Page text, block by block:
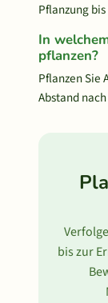
Pflanzung
In
pflanzen?
Pflanzen Sie
Abstand
bis zur